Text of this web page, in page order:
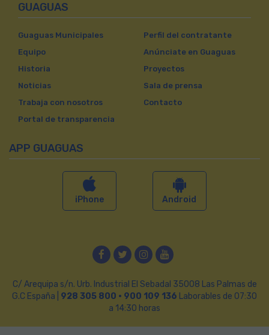
GUAGUAS
Guaguas Municipales
Equipo
Historia
Noticias
Trabaja con nosotros
Portal de transparencia
Perfil del contratante
Anúnciate en Guaguas
Proyectos
Sala de prensa
Contacto
APP GUAGUAS
iPhone Android
FacebookTwitterInstagram
YouTube
C/ Arequipa s/n. Urb. Industrial El Sebadal 35008 Las Palmas de
G.C España | 928 305 800 · 900 109 136 Laborables de 07:30
a 14:30 horas